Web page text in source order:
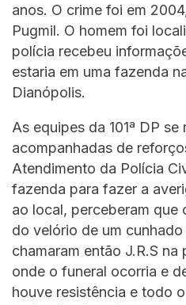
anos. O crime foi em
Pugmil. O homem foi
polícia recebeu
estaria em uma fazenda
Dianópolis.
As equipes da 101ª DP
acompanhadas de
Atendimento da Polícia
fazenda para fazer a
ao local, perceberam
do velório de um
chamaram então J.R.S
onde o funeral ocorria e
houve resistência e todo